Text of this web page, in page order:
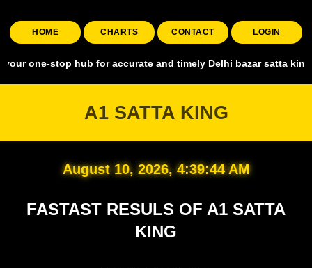
HOME CHARTS CONTACT LOGIN
hub for accurate and timely Delhi bazar satta king,
A1 SATTA KING
August 10, 2026, 4:39:45 AM
FASTAST RESULS OF A1 SATTA
KING